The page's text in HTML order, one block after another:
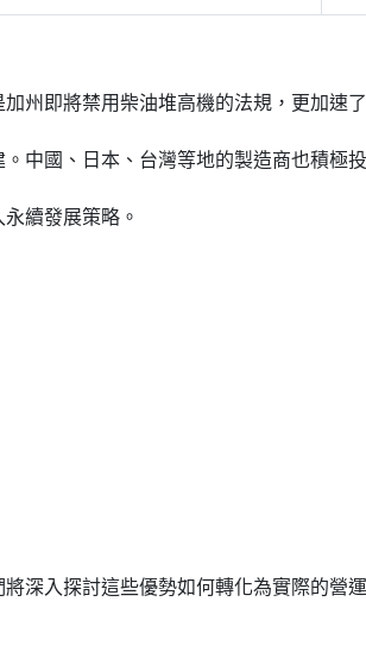
州即將禁用柴油堆高機的法規，更加速
中國、日本、台灣等地的製造商也積極
續發展策略。
深入探討這些優勢如何轉化為實際的營